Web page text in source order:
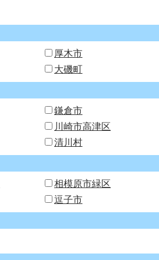
厚木市
大磯町
鎌倉市
川崎市高津区
清川村
相模原市緑区
逗子市